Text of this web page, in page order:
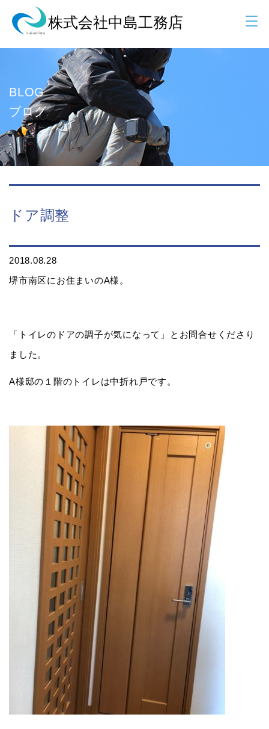
BLOG
ブログ
ドア調整
2018.08.28
堺市南区にお住まいのA様。
「トイレのドアの調子が気になって」とお問合せくださり
ました。
A様邸の１階のトイレは中折れ戸です。